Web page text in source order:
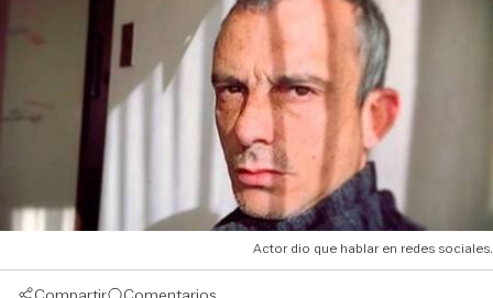
Actor dio que hablar en redes sociales.